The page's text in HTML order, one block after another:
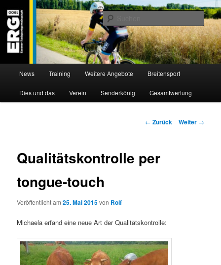
Inhalt
wechseln
ERG 1900 e.V
Willkommen bei der Essener Radsportgemeinschaft
News Training Weitere Angebote Breitensport
Dies und das Verein Senderkönig Gesamtwertung
Beitragsnavigation
← Zurück Weiter →
Qualitätskontrolle per
tongue-touch
Veröffentlicht am25. Mai 2015von Rolf
Michaela erfand eine neue Art der Qualitätskontrolle: